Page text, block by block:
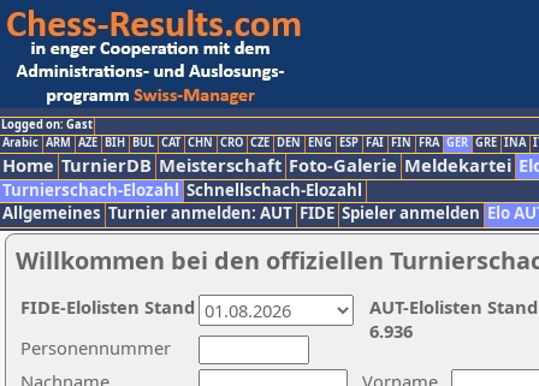
Logged on: Gast
Arabic ARM AZE BIH BUL CAT CHN CRO CZE DEN ENG ESP FAI FIN FRA GER GRE INA
Home TurnierDB Meisterschaft Foto-Galerie Meldekartei
Turnierschach-Elozahl Schnellschach-Elozahl
Allgemeines Turnier anmelden: AUT FIDE Spieler anmelden Elo
Willkommen bei den offiziellen
Nachname
Vorname
Personennummer
AUT-Elolisten
6.936
FIDE-Elolisten Stand